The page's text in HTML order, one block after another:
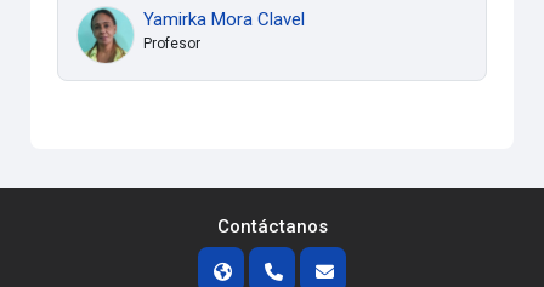
Yamirka Mora Clavel
Profesor
Contáctanos